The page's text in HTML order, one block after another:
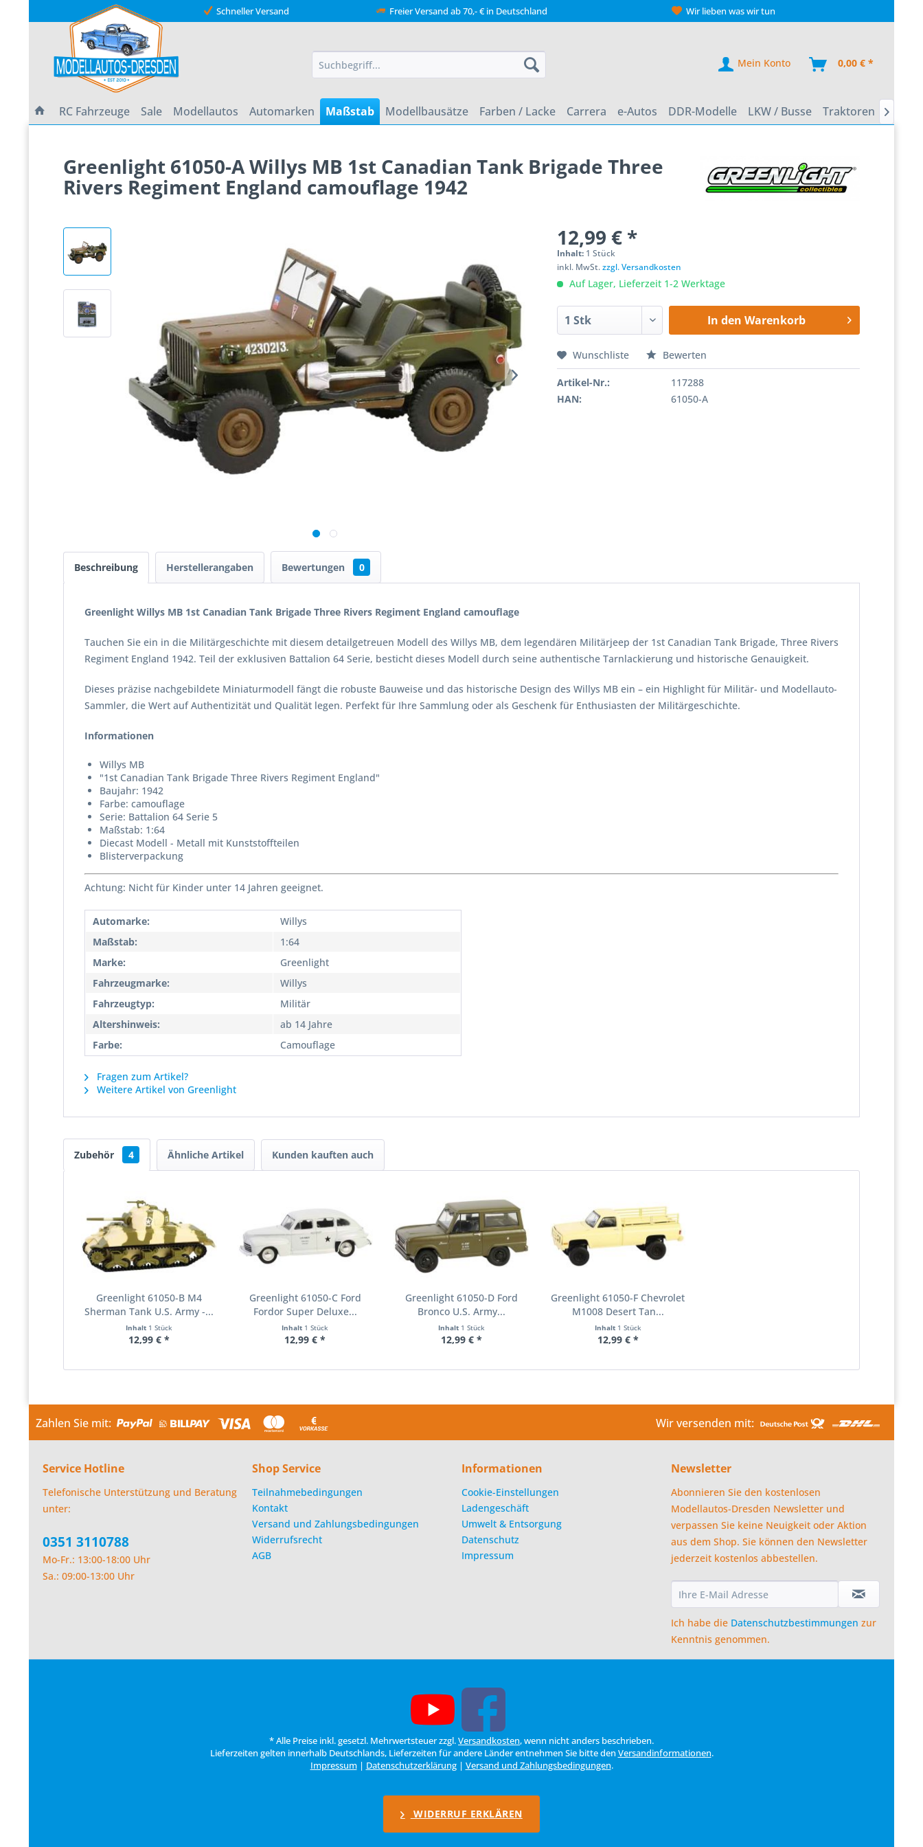
Schneller Versand Freier Versand ab 70,- € in Deutschland Wir lieben was wir tun
Mein Konto 0,00 € *
RC Fahrzeuge Sale Modellautos Automarken Maßstab Modellbausätze Farben / Lacke Carrera e-Autos DDR-Modelle LKW / Busse Traktoren 
Greenlight 61050-A Willys MB 1st Canadian Tank Brigade Three
Rivers Regiment England camouflage 1942
12,99 € *
Inhalt: 1 Stück
inkl. MwSt.zzgl. Versandkosten
Auf Lager, Lieferzeit 1-2 Werktage
In den Warenkorb
Wunschliste Bewerten
Artikel-Nr.:
117288
HAN:
61050-A
Beschreibung Herstellerangaben Bewertungen 0
Greenlight Willys MB 1st Canadian Tank Brigade Three Rivers Regiment England camouflage
Tauchen Sie ein in die Militärgeschichte mit diesem detailgetreuen Modell des Willys MB, dem legendären Militärjeep der 1st Canadian Tank Brigade, Three Rivers
Regiment England 1942. Teil der exklusiven Battalion 64 Serie, besticht dieses Modell durch seine authentische Tarnlackierung und historische Genauigkeit.
Dieses präzise nachgebildete Miniaturmodell fängt die robuste Bauweise und das historische Design des Willys MB ein – ein Highlight für Militär- und Modellauto-
Sammler, die Wert auf Authentizität und Qualität legen. Perfekt für Ihre Sammlung oder als Geschenk für Enthusiasten der Militärgeschichte.
Informationen
Willys MB
"1st Canadian Tank Brigade Three Rivers Regiment England"
Baujahr: 1942
Farbe: camouflage
Serie: Battalion 64 Serie 5
Maßstab: 1:64
Diecast Modell - Metall mit Kunststoffteilen
Blisterverpackung
Achtung: Nicht für Kinder unter 14 Jahren geeignet.
Automarke:
Willys
Maßstab:
1:64
Marke:
Greenlight
Fahrzeugmarke:
Willys
Fahrzeugtyp:
Militär
Altershinweis:
ab 14 Jahre
Farbe:
Camouflage
Fragen zum Artikel?
Weitere Artikel von Greenlight
Zubehör 4 Ähnliche Artikel Kunden kauften auch
Greenlight 61050-B M4
Sherman Tank U.S. Army -...
Inhalt 1 Stück
12,99 € *
Greenlight 61050-C Ford
Fordor Super Deluxe...
Inhalt 1 Stück
12,99 € *
Greenlight 61050-D Ford
Bronco U.S. Army...
Inhalt 1 Stück
12,99 € *
Greenlight 61050-F Chevrolet
M1008 Desert Tan...
Inhalt 1 Stück
12,99 € *
Zahlen Sie mit: Wir versenden mit:
Service Hotline
Telefonische Unterstützung und Beratung
unter:
0351 3110788
Mo-Fr.: 13:00-18:00 Uhr
Sa.: 09:00-13:00 Uhr
Shop Service
Teilnahmebedingungen
Kontakt
Versand und Zahlungsbedingungen
Widerrufsrecht
AGB
Informationen
Cookie-Einstellungen
Ladengeschäft
Umwelt & Entsorgung
Datenschutz
Impressum
Newsletter
Abonnieren Sie den kostenlosen
Modellautos-Dresden Newsletter und
verpassen Sie keine Neuigkeit oder Aktion
aus dem Shop. Sie können den Newsletter
jederzeit kostenlos abbestellen.
Ich habe die Datenschutzbestimmungen zur
Kenntnis genommen.
* Alle Preise inkl. gesetzl. Mehrwertsteuer zzgl.Versandkosten, wenn nicht anders beschrieben.
Lieferzeiten gelten innerhalb Deutschlands, Lieferzeiten für andere Länder entnehmen Sie bitte den Versandinformationen.
Impressum| Datenschutzerklärung| Versand und Zahlungsbedingungen.
WIDERRUF ERKLÄREN